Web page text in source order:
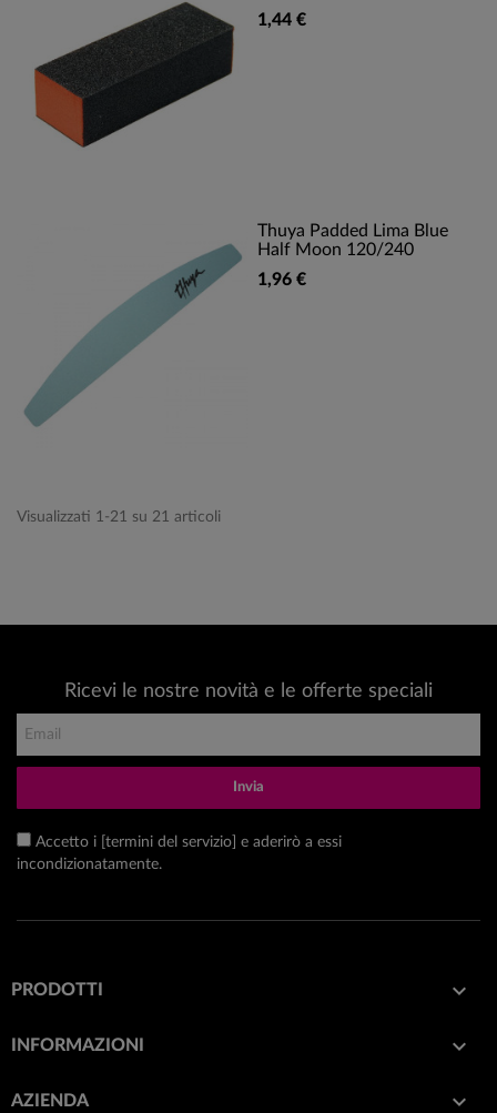
1,44 €
Thuya Padded Lima Blue
Half Moon 120/240
1,96 €
Visualizzati 1-21 su 21 articoli
Ricevi le nostre novità e le offerte speciali
Invia
Accetto i [termini del servizio] e aderirò a essi
incondizionatamente.
PRODOTTI 
INFORMAZIONI 
AZIENDA 